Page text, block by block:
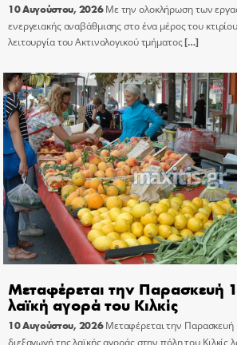
10 Αυγούστου, 2026 Με την ολοκλήρωση των
ενεργειακής αναβάθμισης στο ένα μέρος του
λειτουργία του Ακτινολογικού τμήματος[…]
Μεταφέρεται την Παρασκευή
λαϊκή αγορά του Κιλκίς
10 Αυγούστου, 2026 Μεταφέρεται την